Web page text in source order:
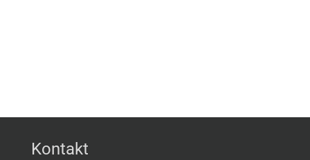
Kontakt